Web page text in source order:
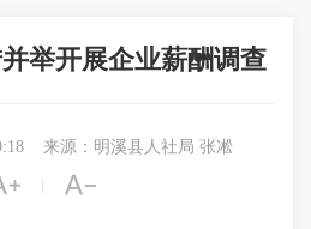
举开展企业薪酬调查
来源：明溪县人社局 张凇
